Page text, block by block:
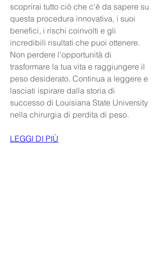
scoprirai tutto ciò che c'è da sapere su
questa procedura innovativa, i suoi
benefici, i rischi coinvolti e gli
incredibili risultati che puoi ottenere.
Non perdere l'opportunità di
trasformare la tua vita e raggiungere il
peso desiderato. Continua a leggere e
lasciati ispirare dalla storia di
successo di Louisiana State University
nella chirurgia di perdita di peso.
LEGGI DI PIÙ